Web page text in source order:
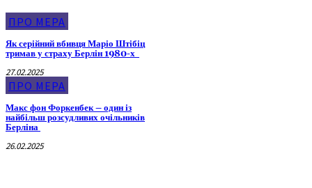
ПРО МЕРА
Як серійний вбивця Маріо Штібіц
тримав у страху Берлін 1980-х
27.02.2025
ПРО МЕРА
Макс фон Форкенбек – один із
найбільш розсудливих очільників
Берліна
26.02.2025